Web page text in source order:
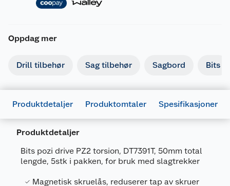
Oppdag mer
Drill tilbehør Sag tilbehør Sagbord Bits
Produktdetaljer Produktomtaler Spesifikasjoner
Produktdetaljer
Bits pozi drive PZ2 torsion, DT7391T, 50mm total
lengde, 5stk i pakken, for bruk med slagtrekker
Magnetisk skruelås, reduserer tap av skruer
Generelt